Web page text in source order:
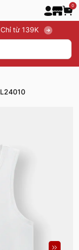
0
từ 139K